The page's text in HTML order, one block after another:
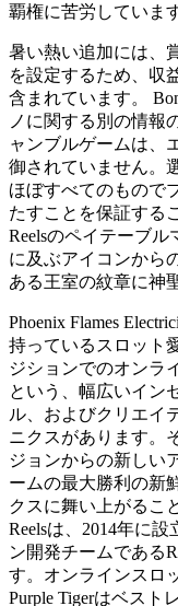
覇権に苦労していま
暑い熱い追加には、
を設定するため、収
含まれています。
ノに関する別の情報
ャンブルゲームは、
御されていません。
ほぼすべてのもので
たすことを保証する
Reelsのペイテーブ
に及ぶアイコンから
ある王室の紋章に神
Phoenix Flames
持っているスロット
ジションでのオンラ
という、幅広いイン
ル、およびクリエイ
ニクスがあります。
ジョンからの新しい
ームの最大勝利の新
クスに舞い上がるこ
Reelsは、2014年に
ン開発チームである
す。オンラインスロ
Purple Tigerはベスト